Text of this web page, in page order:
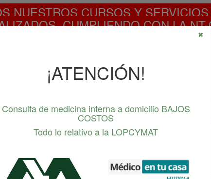
NUESTROS CURSOS Y
CUMPLIENDO CON LA
para uso en medicina del trabajo
C.A.
elabora contra pedido dos tipos de cabinas
¡ATENCIÓN!
Consulta de medicina interna a domicilio BAJOS
COSTOS
Todo lo relativo a la LOPCYMAT
✖